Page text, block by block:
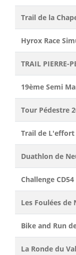
Trail de la
Hyrox Race
TRAIL PIERRE-
19ème Semi
Tour Pédestre
Trail de L'effort
Duathlon de
Challenge
Les Foulées de
Bike and Run
La Ronde du